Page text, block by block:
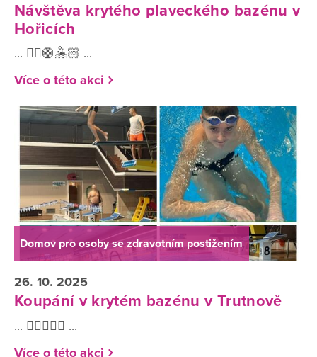
Návštěva krytého plaveckého bazénu v
Hořicích
... 🏊🏻🛟🤽🏻 ...
Více o této akci
Domov pro osoby se zdravotním postižením
26. 10. 2025
Koupání v krytém bazénu v Trutnově
... 🏊🏻💦🤽🏻 ...
Více o této akci